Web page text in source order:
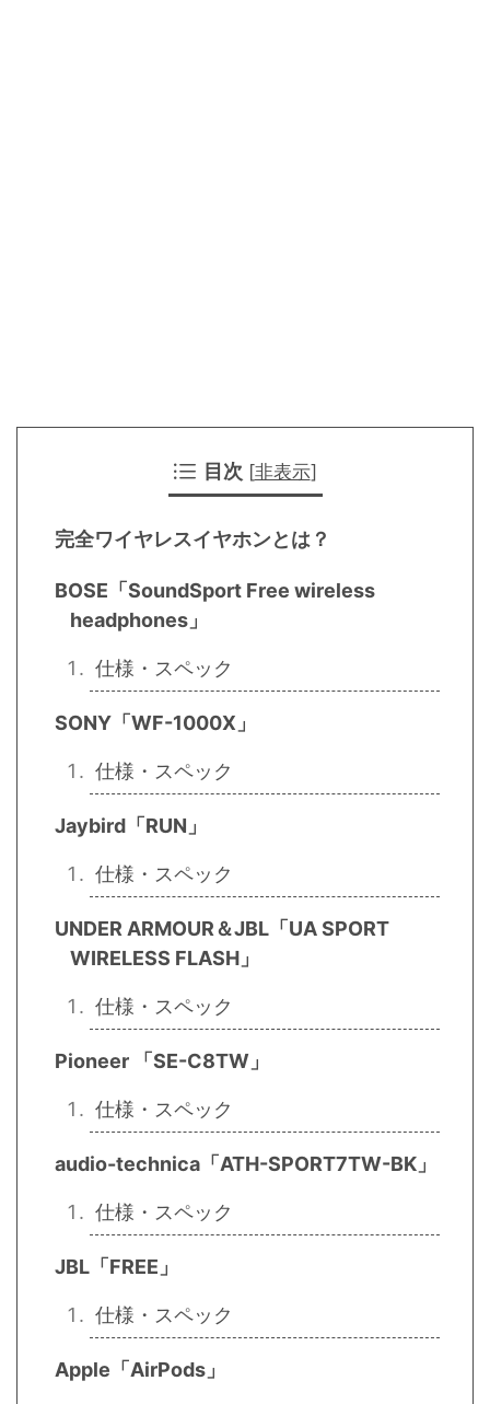
目次 [非表示]
完全ワイヤレスイヤホンとは？
BOSE「SoundSport Free wireless
headphones」
仕様・スペック
SONY「WF-1000X」
仕様・スペック
Jaybird「RUN」
仕様・スペック
UNDER ARMOUR＆JBL「UA SPORT
WIRELESS FLASH」
仕様・スペック
Pioneer 「SE-C8TW」
仕様・スペック
audio-technica「ATH-SPORT7TW-BK」
仕様・スペック
JBL「FREE」
仕様・スペック
Apple「AirPods」